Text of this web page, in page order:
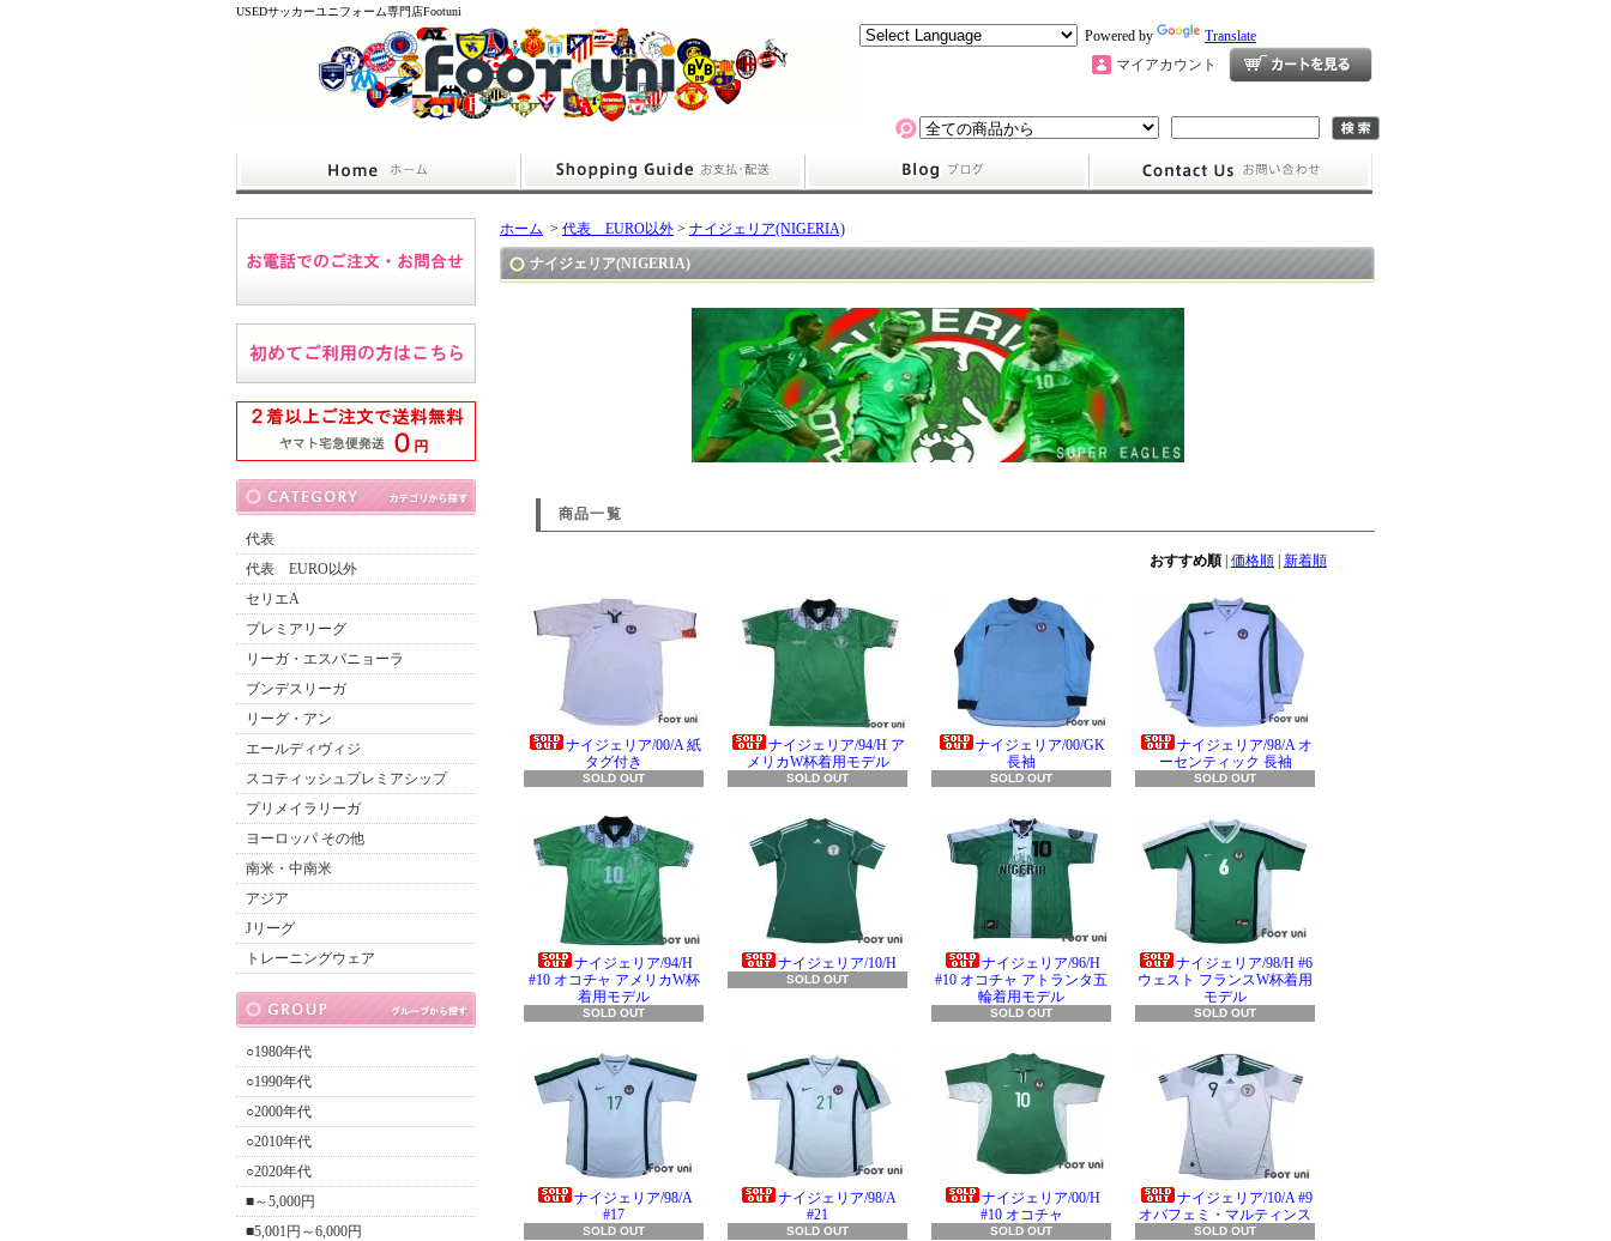
USEDサッカーユニフォーム専門店Footuni
Powered by
Translate
マイアカウント
代表
代表 EURO以外
セリエA
プレミアリーグ
リーガ・エスパニョーラ
ブンデスリーガ
リーグ・アン
エールディヴィジ
スコティッシュプレミアシップ
プリメイラリーガ
ヨーロッパ その他
南米・中南米
アジア
Jリーグ
トレーニングウェア
○1980年代
○1990年代
○2000年代
○2010年代
○2020年代
■～5,000円
■5,001円～6,000円
ホーム > 代表 EURO以外 > ナイジェリア(NIGERIA)
ナイジェリア(NIGERIA)
商品一覧
おすすめ順 価格順 新着順
ナイジェリア/00/A 紙
タグ付き
SOLD OUT
ナイジェリア/94/H ア
メリカW杯着用モデル
SOLD OUT
ナイジェリア/00/GK
長袖
SOLD OUT
ナイジェリア/98/A オ
ーセンティック 長袖
SOLD OUT
ナイジェリア/94/H
#10 オコチャ アメリカW杯
着用モデル
SOLD OUT
ナイジェリア/10/H
SOLD OUT
ナイジェリア/96/H
#10 オコチャ アトランタ五
輪着用モデル
SOLD OUT
ナイジェリア/98/H #6
ウェスト フランスW杯着用
モデル
SOLD OUT
ナイジェリア/98/A
#17
SOLD OUT
ナイジェリア/98/A
#21
SOLD OUT
ナイジェリア/00/H
#10 オコチャ
SOLD OUT
ナイジェリア/10/A #9
オバフェミ・マルティンス
SOLD OUT